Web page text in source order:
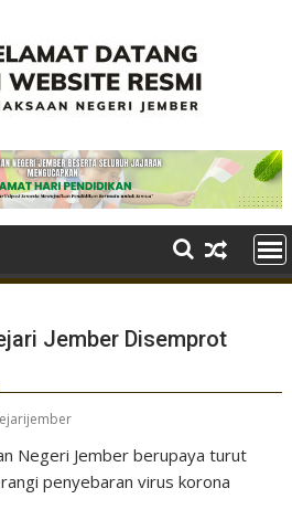
Jember Disemprot
Negeri Jember berupaya turut
penyebaran virus korona